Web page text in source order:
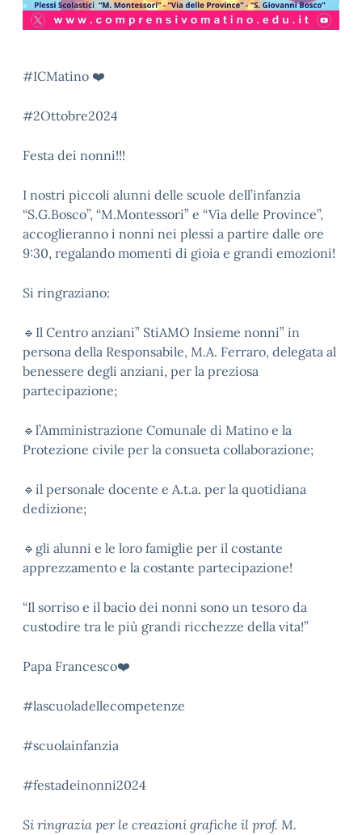
#ICMatino ❤️
#2Ottobre2024
Festa dei nonni!!!
I nostri piccoli alunni delle scuole dell’infanzia
“S.G.Bosco”, “M.Montessori” e “Via delle Province”,
accoglieranno i nonni nei plessi a partire dalle ore
9:30, regalando momenti di gioia e grandi emozioni!
Si ringraziano:
🔹 Il Centro anziani” StiAMO Insieme nonni” in
persona della Responsabile, M.A. Ferraro, delegata al
benessere degli anziani, per la preziosa
partecipazione;
🔹 l’Amministrazione Comunale di Matino e la
Protezione civile per la consueta collaborazione;
🔹 il personale docente e A.t.a. per la quotidiana
dedizione;
🔹 gli alunni e le loro famiglie per il costante
apprezzamento e la costante partecipazione!
“Il sorriso e il bacio dei nonni sono un tesoro da
custodire tra le più grandi ricchezze della vita!”
Papa Francesco❤️
#lascuoladellecompetenze
#scuolainfanzia
#festadeinonni2024
Si ringrazia per le creazioni grafiche il prof. M.